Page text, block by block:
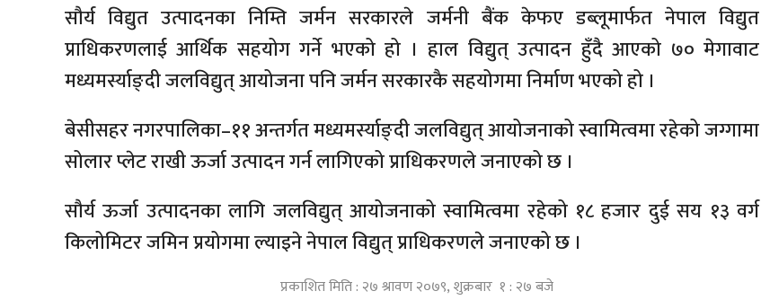
सौर्य विद्युत उत्पादनका निम्ति जर्मन सरकारले जर्मनी बैंक केफए डब्लूमार्फत नेपाल विद्युत
प्राधिकरणलाई आर्थिक सहयोग गर्ने भएको हो । हाल विद्युत् उत्पादन हुँदै आएको ७० मेगावाट
मध्यमर्स्याङ्दी जलविद्युत् आयोजना पनि जर्मन सरकारकै सहयोगमा निर्माण भएको हो ।
बेसीसहर नगरपालिका–११ अन्तर्गत मध्यमर्स्याङ्दी जलविद्युत् आयोजनाको स्वामित्वमा रहेको जग्गामा
सोलार प्लेट राखी ऊर्जा उत्पादन गर्न लागिएको प्राधिकरणले जनाएको छ ।
सौर्य ऊर्जा उत्पादनका लागि जलविद्युत् आयोजनाको स्वामित्वमा रहेको १८ हजार दुई सय १३ वर्ग
किलोमिटर जमिन प्रयोगमा ल्याइने नेपाल विद्युत् प्राधिकरणले जनाएको छ ।
प्रकाशित मिति : २७ श्रावण २०७९, शुक्रबार १ : २७ बजे